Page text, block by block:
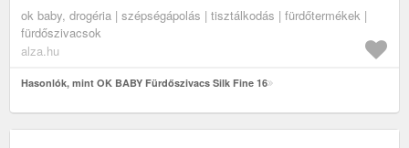
ok baby, drogéria | szépségápolás | tisztálkodás | fürdőtermékek |
fürdőszivacsok
alza.hu
Hasonlók, mint OK BABY Fürdőszivacs Silk Fine 16